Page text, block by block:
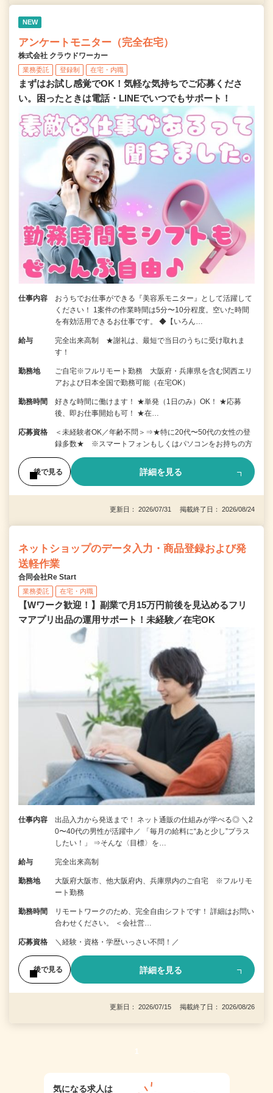
NEW
アンケートモニター（完全在宅）
株式会社 クラウドワーカー
業務委託 登録制 在宅・内職
まずはお試し感覚でOK！気軽な気持ちでご応募くださ
い。困ったときは電話・LINEでいつでもサポート！
仕事内容
おうちでお仕事ができる『美容系モニター』として活躍して
ください！ 1案件の作業時間は5分〜10分程度。空いた時間
を有効活用できるお仕事です。 ◆【いろん…
給与
完全出来高制 ★謝礼は、最短で当日のうちに受け取れま
す！
勤務地
ご自宅※フルリモート勤務 大阪府・兵庫県を含む関西エリ
アおよび日本全国で勤務可能（在宅OK）
勤務時間
好きな時間に働けます！ ★単発（1日のみ）OK！ ★応募
後、即お仕事開始も可！ ★在…
応募資格
＜未経験者OK／年齢不問＞⇒★特に20代〜50代の女性の登
録多数★ ※スマートフォンもしくはパソコンをお持ちの方
後で見る 詳細を見る
更新日： 2026/07/31 掲載終了日： 2026/08/24
ネットショップのデータ入力・商品登録および発
送軽作業
合同会社Re Start
業務委託 在宅・内職
【Wワーク歓迎！】副業で月15万円前後を見込めるフリ
マアプリ出品の運用サポート！未経験／在宅OK
仕事内容
出品入力から発送まで！ ネット通販の仕組みが学べる◎ ＼2
0〜40代の男性が活躍中／ 「毎月の給料に“あと少し”プラス
したい！」 ⇒そんな〈目標〉を…
給与 完全出来高制
勤務地
大阪府大阪市、他大阪府内、兵庫県内のご自宅 ※フルリモ
ート勤務
勤務時間
リモートワークのため、完全自由シフトです！ 詳細はお問い
合わせください。 ＜会社営…
応募資格 ＼経験・資格・学歴いっさい不問！／
後で見る 詳細を見る
更新日： 2026/07/15 掲載終了日： 2026/08/26
1
気になる求人は